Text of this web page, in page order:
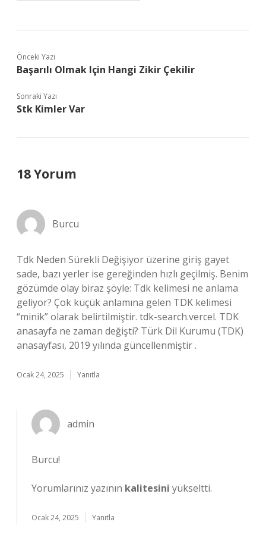
Önceki Yazı
Başarılı Olmak Için Hangi Zikir Çekilir
Sonraki Yazı
Stk Kimler Var
18 Yorum
Burcu
Tdk Neden Sürekli Değişiyor üzerine giriş gayet
sade, bazı yerler ise gereğinden hızlı geçilmiş. Benim
gözümde olay biraz şöyle: Tdk kelimesi ne anlama
geliyor? Çok küçük anlamına gelen TDK kelimesi
“minik” olarak belirtilmiştir. tdk-search.vercel. TDK
anasayfa ne zaman değişti? Türk Dil Kurumu (TDK)
anasayfası, 2019 yılında güncellenmiştir .
Ocak 24, 2025 Yanıtla
admin
Burcu!
Yorumlarınız yazının kalitesini yükseltti.
Ocak 24, 2025 Yanıtla